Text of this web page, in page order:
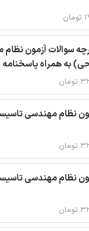
سوالات آزمون
به همراه پاسخنامه
نظام مهندسی
نظام مهندسی